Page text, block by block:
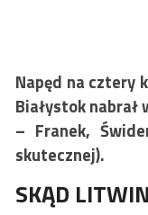
Napęd na cztery
Białystok
– Franek,
skutecznej).
SKĄD